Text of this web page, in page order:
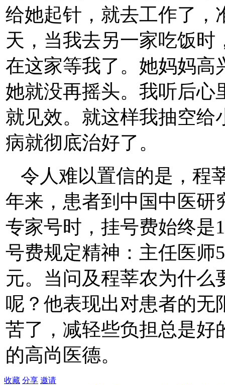
给她起针，就去工作了，
天，当我去另一家吃饭
在这家等我了。她妈妈高
她就没再摇头。我听后心
就见效。就这样我抽空给
病就彻底治好了。
令人难以置信的是，程
年来，患者到中国中医研
专家号时，挂号费始终是
号费规定精神：主任医师
元。当问及程莘农为什么
呢？他表现出对患者的无
苦了，减轻些负担总是好
的高尚医德。
收藏 分享 邀请